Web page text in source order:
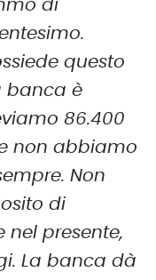
di
questo
banca è
86.400
non abbiamo
Non
di
nel presente,
La banca dà